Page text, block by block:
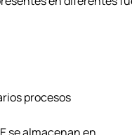
procesos